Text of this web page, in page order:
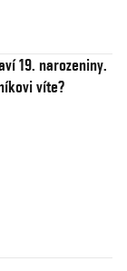
19. narozeniny.
víte?